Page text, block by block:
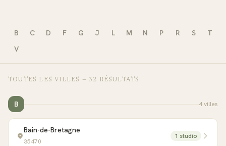
B C D F G J L M N P R S
T
V
TOUTES LES VILLES — 32 RÉSULTATS
B 4villes
Bain-de-Bretagne
35470
1 studio